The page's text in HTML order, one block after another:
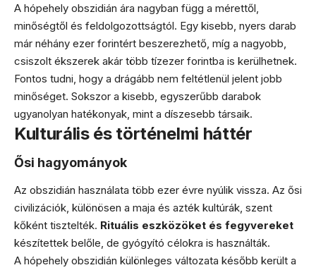
A hópehely obszidián ára nagyban függ a mérettől,
minőségtől és feldolgozottságtól. Egy kisebb, nyers darab
már néhány ezer forintért beszerezhető, míg a nagyobb,
csiszolt ékszerek akár több tízezer forintba is kerülhetnek.
Fontos tudni, hogy a drágább nem feltétlenül jelent jobb
minőséget. Sokszor a kisebb, egyszerűbb darabok
ugyanolyan hatékonyak, mint a díszesebb társaik.
Kulturális és történelmi háttér
Ősi hagyományok
Az obszidián használata több ezer évre nyúlik vissza. Az ősi
civilizációk, különösen a maja és azték kultúrák, szent
kőként tisztelték. Rituális eszközöket és fegyvereket
készítettek belőle, de gyógyító célokra is használták.
A hópehely obszidián különleges változata később került a